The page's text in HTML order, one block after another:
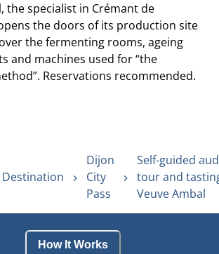
the specialist in Crémant de
the doors of its production site
the fermenting rooms, ageing
and machines used for “the
Reservations recommended.
Destination
Dijon
City
Pass
Self-guided
tour and
Veuve Ambal
How It Works